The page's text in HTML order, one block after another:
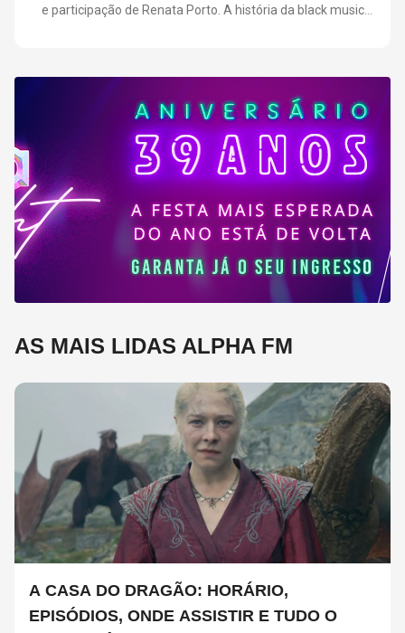
e participação de Renata Porto. A história da black music
AS MAIS LIDAS ALPHA FM
A CASA DO DRAGÃO: HORÁRIO,
EPISÓDIOS, ONDE ASSISTIR E TUDO O